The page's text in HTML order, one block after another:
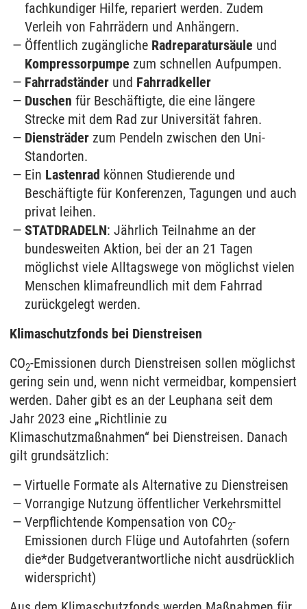
fachkundiger Hilfe, repariert werden. Zudem
Verleih von Fahrrädern und Anhängern.
Öffentlich zugängliche Radreparatursäule und
Kompressorpumpe zum schnellen Aufpumpen.
Fahrradständer und Fahrradkeller
Duschen für Beschäftigte, die eine längere
Strecke mit dem Rad zur Universität fahren.
Diensträder zum Pendeln zwischen den Uni-
Standorten.
Ein Lastenrad können Studierende und
Beschäftigte für Konferenzen, Tagungen und auch
privat leihen.
STATDRADELN: Jährlich Teilnahme an der
bundesweiten Aktion, bei der an 21 Tagen
möglichst viele Alltagswege von möglichst vielen
Menschen klimafreundlich mit dem Fahrrad
zurückgelegt werden.
Klimaschutzfonds bei Dienstreisen
CO2-Emissionen durch Dienstreisen sollen möglichst
gering sein und, wenn nicht vermeidbar, kompensiert
werden. Daher gibt es an der Leuphana seit dem
Jahr 2023 eine „Richtlinie zu
Klimaschutzmaßnahmen“ bei Dienstreisen. Danach
gilt grundsätzlich:
Virtuelle Formate als Alternative zu Dienstreisen
Vorrangige Nutzung öffentlicher Verkehrsmittel
Verpflichtende Kompensation von CO2-
Emissionen durch Flüge und Autofahrten (sofern
die*der Budgetverantwortliche nicht ausdrücklich
widerspricht)